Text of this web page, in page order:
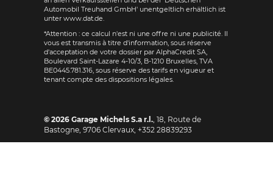
Automobil Treuhand GmbH' unentgeltlich erhältlich ist
unter www.dat.de.
*Attention : ce calcul n'est ni une offre ni une publicité. Il
vous est transmis à titre d'information, sous réserve
d'acceptation de votre dossier par AlphaCredit SA,
Boulevard Saint-Lazare 4-10/3, B-1210 Bruxelles, TVA
BE0445.781.316, sous réserve des tarifs en vigueur et
tenant compte des dispositions légales.
© 2026 Garage Michels S.a r.l. 18, Route de
Bastogne 9706 Clervaux, +352 28839293